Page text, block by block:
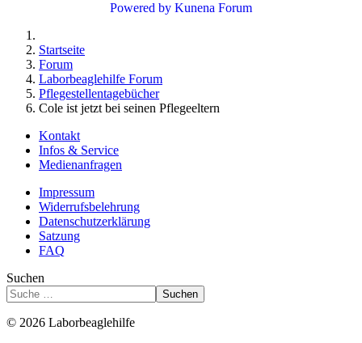
Powered by Kunena Forum
Startseite
Forum
Laborbeaglehilfe Forum
Pflegestellentagebücher
Cole ist jetzt bei seinen Pflegeeltern
Kontakt
Infos & Service
Medienanfragen
Impressum
Widerrufsbelehrung
Datenschutzerklärung
Satzung
FAQ
Suchen
Suchen
© 2026 Laborbeaglehilfe